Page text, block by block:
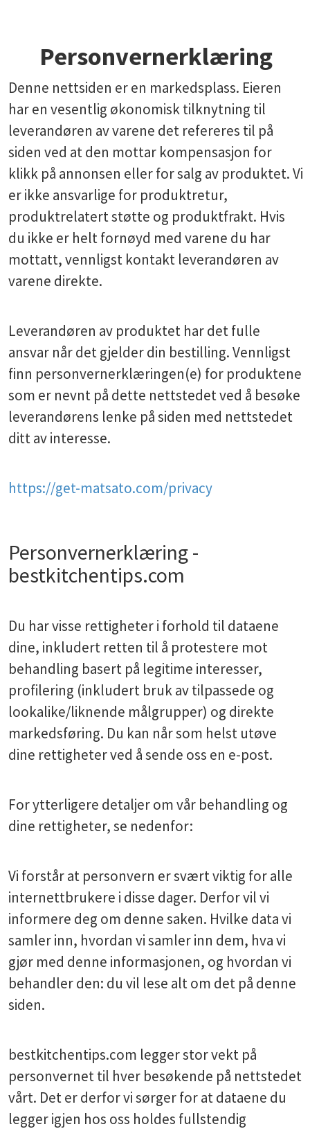
Personvernerklæring
Denne nettsiden er en markedsplass. Eieren
har en vesentlig økonomisk tilknytning til
leverandøren av varene det refereres til på
siden ved at den mottar kompensasjon for
klikk på annonsen eller for salg av produktet. Vi
er ikke ansvarlige for produktretur,
produktrelatert støtte og produktfrakt. Hvis
du ikke er helt fornøyd med varene du har
mottatt, vennligst kontakt leverandøren av
varene direkte.
Leverandøren av produktet har det fulle
ansvar når det gjelder din bestilling. Vennligst
finn personvernerklæringen(e) for produktene
som er nevnt på dette nettstedet ved å besøke
leverandørens lenke på siden med nettstedet
ditt av interesse.
https://get-matsato.com/privacy
Personvernerklæring -
bestkitchentips.com
Du har visse rettigheter i forhold til dataene
dine, inkludert retten til å protestere mot
behandling basert på legitime interesser,
profilering (inkludert bruk av tilpassede og
lookalike/liknende målgrupper) og direkte
markedsføring. Du kan når som helst utøve
dine rettigheter ved å sende oss en e-post.
For ytterligere detaljer om vår behandling og
dine rettigheter, se nedenfor:
Vi forstår at personvern er svært viktig for alle
internettbrukere i disse dager. Derfor vil vi
informere deg om denne saken. Hvilke data vi
samler inn, hvordan vi samler inn dem, hva vi
gjør med denne informasjonen, og hvordan vi
behandler den: du vil lese alt om det på denne
siden.
bestkitchentips.com legger stor vekt på
personvernet til hver besøkende på nettstedet
vårt. Det er derfor vi sørger for at dataene du
legger igjen hos oss holdes fullstendig